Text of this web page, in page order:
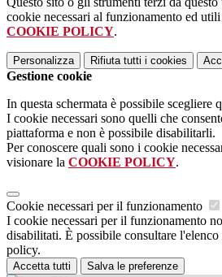
cookie necessari al funzionamento ed
COOKIE POLICY.
Personalizza Rifiuta tutti i cookies
Gestione cookie
In questa schermata è possibile scegliere
I cookie necessari sono quelli che
piattaforma e non è possibile disabilitarli.
Per conoscere quali sono i cookie
visionare la COOKIE POLICY.
Cookie necessari per il funzionamento
I cookie necessari per il funzionamento
disabilitati. È possibile consultare
policy.
Accetta tutti Salva le preferenze